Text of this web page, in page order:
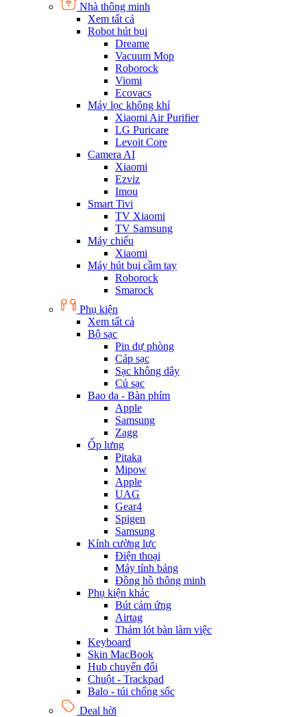
Nhà thông minh
Xem tất cả
Robot hút bụi
Dreame
Vacuum Mop
Roborock
Viomi
Ecovacs
Máy lọc không khí
Xiaomi Air Purifier
LG Puricare
Levoit Core
Camera AI
Xiaomi
Ezviz
Imou
Smart Tivi
TV Xiaomi
TV Samsung
Máy chiếu
Xiaomi
Máy hút bụi cầm tay
Roborock
Smarock
Phụ kiện
Xem tất cả
Bộ sạc
Pin dự phòng
Cáp sạc
Sạc không dây
Củ sạc
Bao da - Bàn phím
Apple
Samsung
Zagg
Ốp lưng
Pitaka
Mipow
Apple
UAG
Gear4
Spigen
Samsung
Kính cường lực
Điện thoại
Máy tính bảng
Đồng hồ thông minh
Phụ kiện khác
Bút cảm ứng
Airtag
Thảm lót bàn làm việc
Keyboard
Skin MacBook
Hub chuyển đổi
Chuột - Trackpad
Balo - túi chống sốc
Deal hời